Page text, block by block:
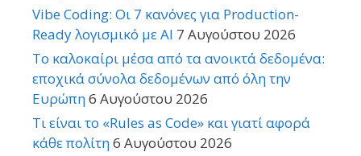
Vibe Coding: Οι 7 κανόνες για Production-
Ready λογισμικό με AI 7 Αυγούστου 2026
Το καλοκαίρι μέσα από τα ανοικτά δεδομένα:
εποχικά σύνολα δεδομένων από όλη την
Ευρώπη6 Αυγούστου 2026
Τι είναι το «Rules as Code» και γιατί αφορά
κάθε πολίτη6 Αυγούστου 2026